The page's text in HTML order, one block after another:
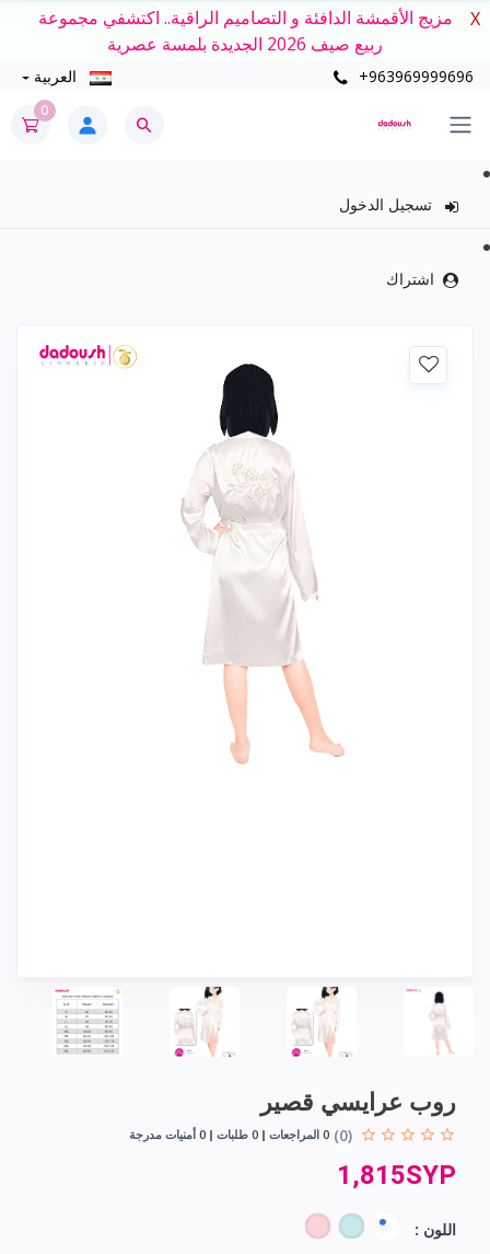
مزيج الأقمشة الدافئة و التصاميم الراقية.. اكتشفي مجموعة
ربيع صيف 2026 الجديدة بلمسة عصرية
X
+963969999696 العربية
0
تسجيل الدخول
اشتراك
روب عرايسي قصير
(0)
0 المراجعات 0 طلبات 0 أمنيات مدرجة
1,815SYP
اللون :